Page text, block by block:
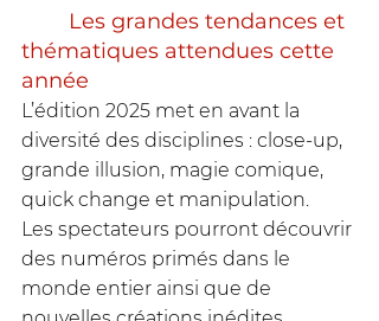
thématiques attendues cette
année
L’édition 2025 met en avant la
diversité des disciplines : close-up,
grande illusion, magie comique,
quick change et manipulation.
Les spectateurs pourront découvrir
des numéros primés dans le
monde entier ainsi que de